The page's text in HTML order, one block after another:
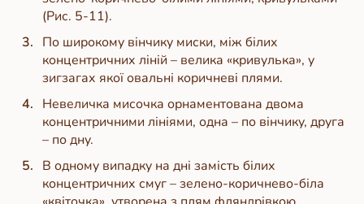
(Рис. 5-11).
По широкому вінчику миски, між білих
концентричних ліній – велика «кривулька», у
зигзагах якої овальні коричневі плями.
Невеличка мисочка орнаментована двома
концентричними лініями, одна – по вінчику, друга
– по дну.
В одному випадку на дні замість білих
концентричних смуг – зелено-коричнево-біла